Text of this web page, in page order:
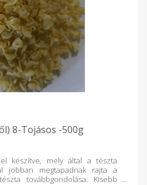
8-Tojásos -500g
készítve, mely által a tészta
jobban megtapadnak rajta a
továbbgondolása. Kisebb